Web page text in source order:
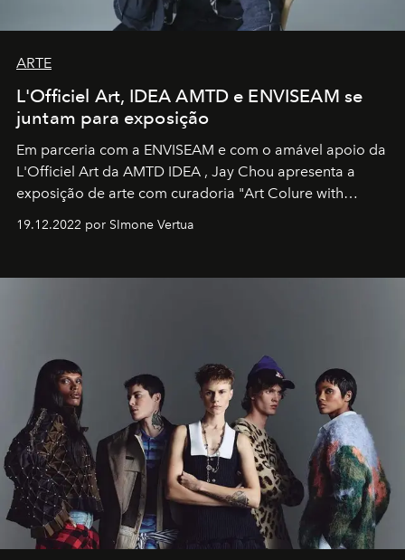
ARTE
L'Officiel Art, IDEA AMTD e ENVISEAM se
juntam para exposição
Em parceria com a ENVISEAM e com o amável apoio da
L'Officiel Art da AMTD IDEA , Jay Chou apresenta a
exposição de arte com curadoria "Art Colure with
19.12.2022 por SImone Vertua